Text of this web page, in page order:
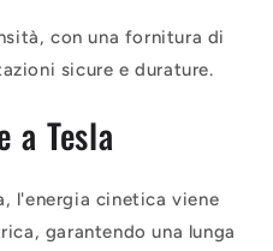
con una fornitura di
sicure e durature.
a Tesla
l'energia cinetica viene
garantendo una lunga